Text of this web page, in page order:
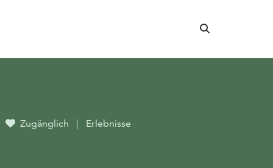
Suche
Zugänglich | Erlebnisse